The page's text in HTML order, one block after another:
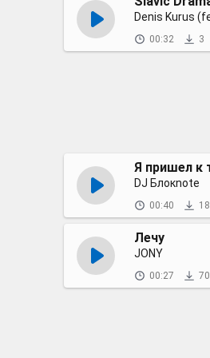
Denis Kurus
00:32 3
Я пришел к
DJ Блокnote
00:40
Лечу
JONY
00:27 70